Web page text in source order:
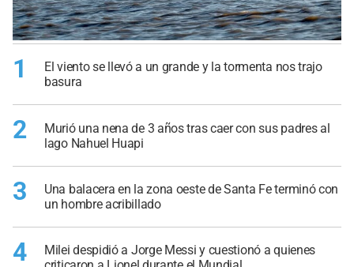
1
El viento se llevó a un grande y la tormenta nos trajo
basura
2
Murió una nena de 3 años tras caer con sus padres al
lago Nahuel Huapi
3
Una balacera en la zona oeste de Santa Fe terminó con
un hombre acribillado
4
Milei despidió a Jorge Messi y cuestionó a quienes